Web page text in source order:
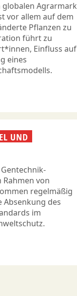
globalen
vor allem auf dem
Pflanzen zu
führt zu
Einfluss auf
eines
UND
von
regelmäßig
des
im